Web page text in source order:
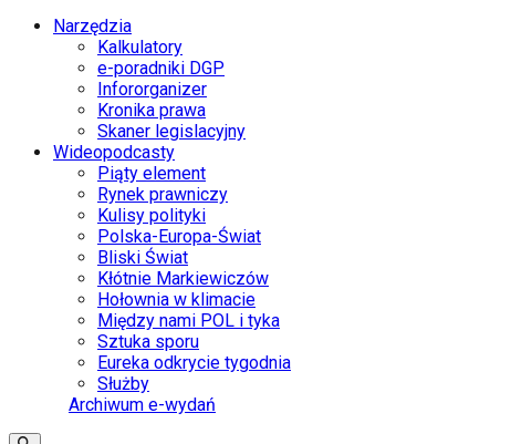
Narzędzia
Kalkulatory
e-poradniki DGP
Infororganizer
Kronika prawa
Skaner legislacyjny
Wideopodcasty
Piąty element
Rynek prawniczy
Kulisy polityki
Polska-Europa-Świat
Bliski Świat
Kłótnie Markiewiczów
Hołownia w klimacie
Między nami POL i tyka
Sztuka sporu
Eureka odkrycie tygodnia
Służby
Archiwum e-wydań